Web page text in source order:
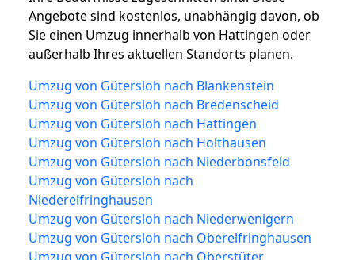
Angebote sind kostenlos, unabhängig davon, ob
Sie einen Umzug innerhalb von Hattingen oder
außerhalb Ihres aktuellen Standorts planen.
Umzug von Gütersloh nach Blankenstein
Umzug von Gütersloh nach Bredenscheid
Umzug von Gütersloh nach Hattingen
Umzug von Gütersloh nach Holthausen
Umzug von Gütersloh nach Niederbonsfeld
Umzug von Gütersloh nach
Niederelfringhausen
Umzug von Gütersloh nach Niederwenigern
Umzug von Gütersloh nach Oberelfringhausen
Umzug von Gütersloh nach Oberstüter